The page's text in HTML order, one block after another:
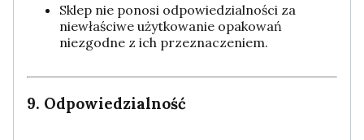
Sklep nie ponosi odpowiedzialności za
niewłaściwe użytkowanie opakowań
niezgodne z ich przeznaczeniem.
9. Odpowiedzialność